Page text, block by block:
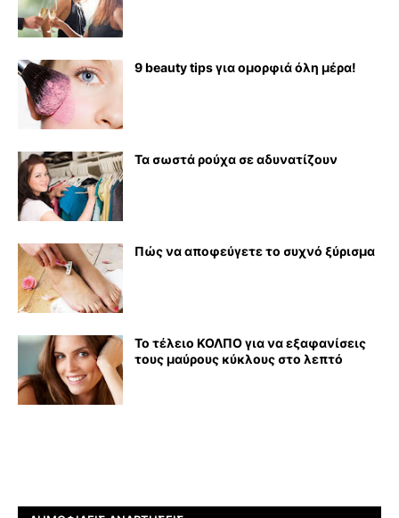
9 beauty tips για ομορφιά όλη μέρα!
Τα σωστά ρούχα σε αδυνατίζουν
Πώς να αποφεύγετε το συχνό ξύρισμα
Το τέλειο ΚΟΛΠΟ για να εξαφανίσεις
τους μαύρους κύκλους στο λεπτό